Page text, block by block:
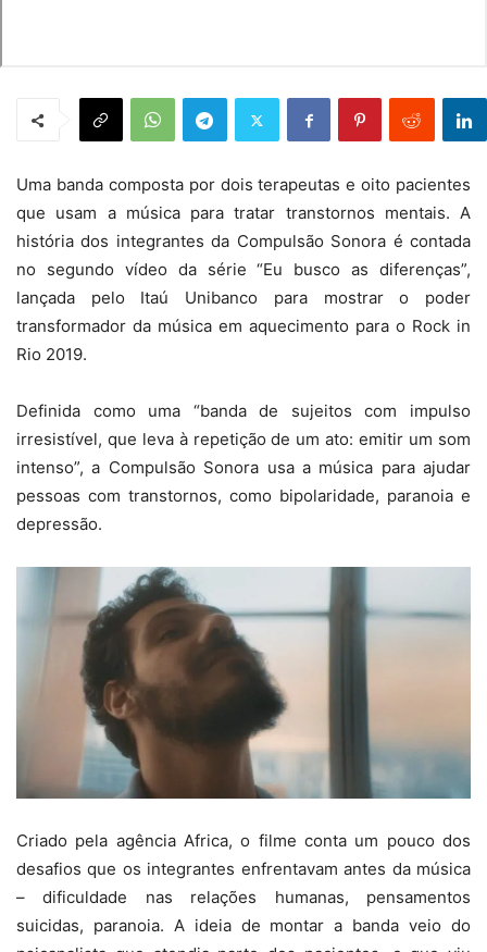
Uma banda composta por dois terapeutas e oito pacientes
que usam a música para tratar transtornos mentais. A
história dos integrantes da Compulsão Sonora é contada
no segundo vídeo da série “Eu busco as diferenças”,
lançada pelo Itaú Unibanco para mostrar o poder
transformador da música em aquecimento para o Rock in
Rio 2019.
Definida como uma “banda de sujeitos com impulso
irresistível, que leva à repetição de um ato: emitir um som
intenso”, a Compulsão Sonora usa a música para ajudar
pessoas com transtornos, como bipolaridade, paranoia e
depressão.
Criado pela agência Africa, o filme conta um pouco dos
desafios que os integrantes enfrentavam antes da música
– dificuldade nas relações humanas, pensamentos
suicidas, paranoia. A ideia de montar a banda veio do